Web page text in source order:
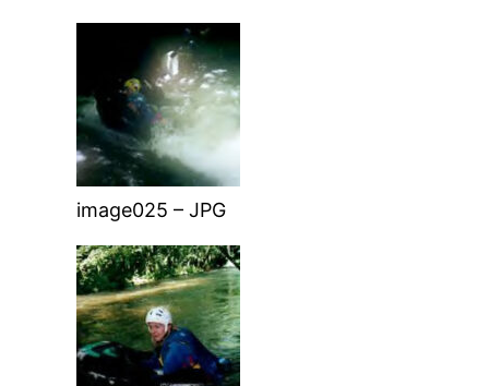
image025 – JPG